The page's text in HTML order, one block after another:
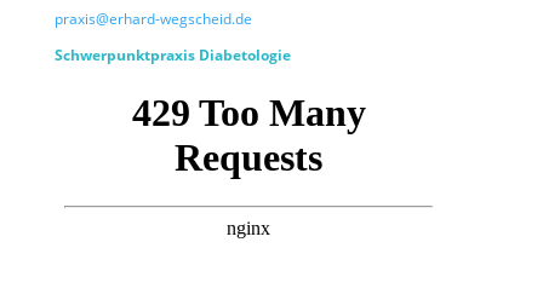
praxis@erhard-wegscheid.de
Schwerpunktpraxis Diabetologie